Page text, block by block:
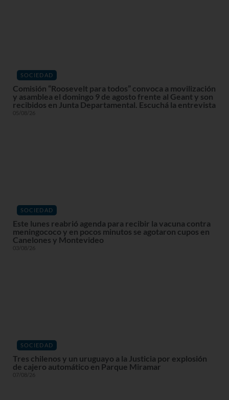
SOCIEDAD
Comisión “Roosevelt para todos” convoca a movilización
y asamblea el domingo 9 de agosto frente al Geant y son
recibidos en Junta Departamental. Escuchá la entrevista
05/08/26
SOCIEDAD
Este lunes reabrió agenda para recibir la vacuna contra
meningococo y en pocos minutos se agotaron cupos en
Canelones y Montevideo
03/08/26
SOCIEDAD
Tres chilenos y un uruguayo a la Justicia por explosión
de cajero automático en Parque Miramar
07/08/26